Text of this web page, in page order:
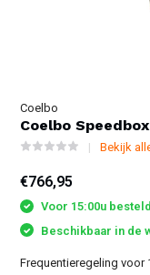
Coelbo
Coelbo Speedbox
Bekijk
€766,95
Voor 15:00u
Beschikbaar in de
Frequentieregeling voor